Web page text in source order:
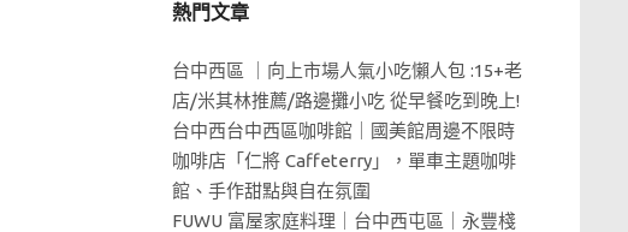
熱門文章
台中西區 ｜向上市場人氣小吃懶人包 :15+老
店/米其林推薦/路邊攤小吃 從早餐吃到晚上!
台中西台中西區咖啡館｜國美館周邊不限時
咖啡店「仁將 Caffeterry」，單車主題咖啡
館、手作甜點與自在氛圍
FUWU 富屋家庭料理｜台中西屯區｜永豐棧